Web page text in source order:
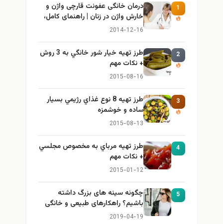
1
درمان خانگی عفونت قارچی واژن و
خارش واژن در زنان | راهنمای کامل،
ایمن و کاربردی
2014-12-16
2
طرز تهيه خیار شور خانگي به 3 روش
+ نكات مهم
2015-08-16
3
طرز تهيه 8 نوع غذاي رژيمي بسيار
ساده و خوشمزه
2015-08-13
4
طرز تهيه مرباي به مخصوص مجلسي
+ نكات مهم
2015-01-12
5
چگونه سینه های بزرگ داشته
باشیم؟ راهکارهای طبیعی و خانگی
برای بزرگ کردن سینه
2019-04-19